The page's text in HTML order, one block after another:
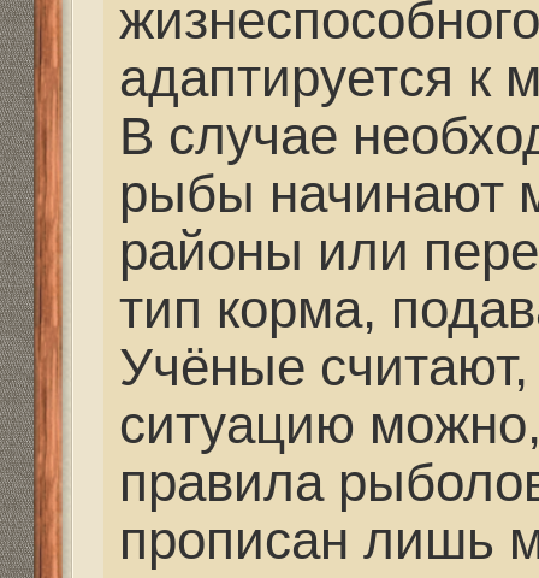
Re: Удилища,
raf7771@yandex.ru» 19
2017, 17:29
Именно в связи с
приветствую когда
экземпляры
родную стихию! На
всегда можно, а
потомства. Имею в
потомство рыбное.
нашего потомства то